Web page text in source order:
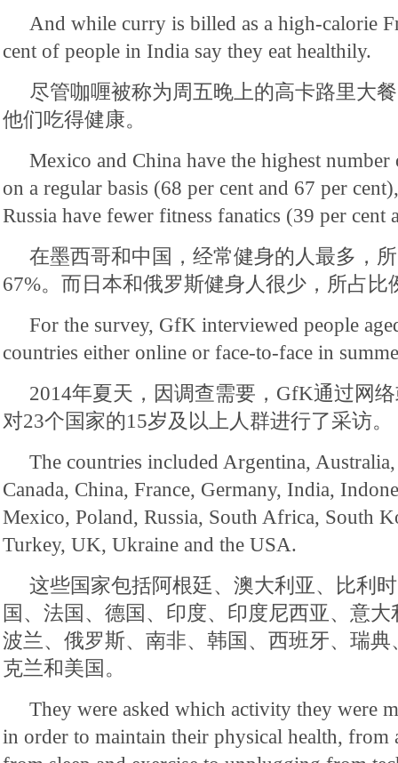
And while curry is billed as a high-calorie
cent of people in India say they eat healthily.
尽管咖喱被称为周五晚上的高卡路里大
他们吃得健康。
Mexico and China have the highest
on a regular basis (68 per cent and 67 per
Russia have fewer fitness fanatics (39 per cent
在墨西哥和中国，经常健身的人最多，
67%。而日本和俄罗斯健身人很少，所占比
For the survey, GfK interviewed people
countries either online or face-to-face in
2014年夏天，因调查需要，GfK通过网
对23个国家的15岁及以上人群进行了采访。
The countries included Argentina,
Canada, China, France, Germany, India,
Mexico, Poland, Russia, South Africa, South
Turkey, UK, Ukraine and the USA.
这些国家包括阿根廷、澳大利亚、比利
国、法国、德国、印度、印度尼西亚、意
波兰、俄罗斯、南非、韩国、西班牙、瑞
克兰和美国。
They were asked which activity they were
in order to maintain their physical health, from